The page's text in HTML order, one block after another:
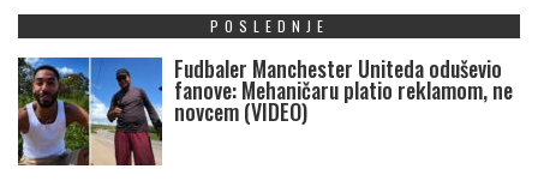
POSLEDNJE
Fudbaler Manchester Uniteda oduševio
fanove: Mehaničaru platio reklamom, ne
novcem (VIDEO)